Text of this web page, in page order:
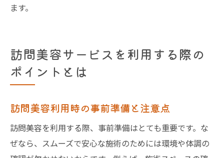
ます。
訪問美容サービスを利用する際の
ポイントとは
訪問美容利用時の事前準備と注意点
訪問美容を利用する際、事前準備はとても重要です。な
ぜなら、スムーズで安心な施術のためには環境や体調の